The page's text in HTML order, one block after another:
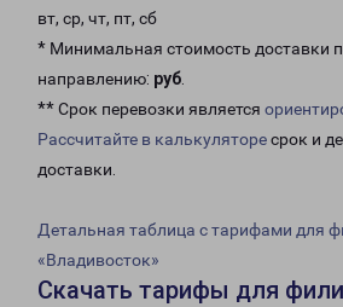
вт, ср, чт, пт, сб
* Минимальная стоимость доставки
направлению: руб.
** Срок перевозки является
Рассчитайте в калькуляторесрок и
доставки.
Детальная таблица с тарифами для
«Владивосток»
Скачать тарифы для